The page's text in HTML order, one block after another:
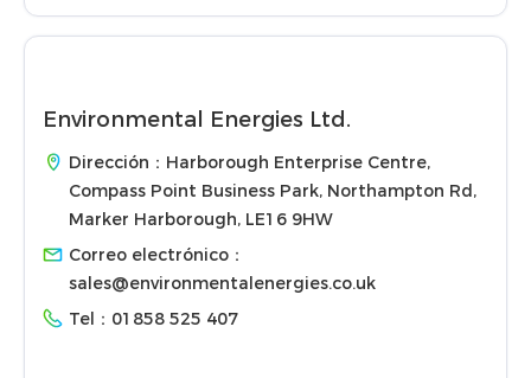
Environmental Energies Ltd.
Dirección：Harborough Enterprise Centre,
Compass Point Business Park, Northampton Rd,
Marker Harborough, LE16 9HW
Correo electrónico：
sales@environmentalenergies.co.uk
Tel： 01858 525 407